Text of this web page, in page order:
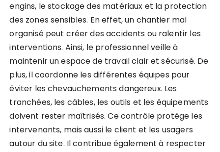
engins, le stockage des matériaux et la protection
des zones sensibles. En effet, un chantier mal
organisé peut créer des accidents ou ralentir les
interventions. Ainsi, le professionnel veille à
maintenir un espace de travail clair et sécurisé. De
plus, il coordonne les différentes équipes pour
éviter les chevauchements dangereux. Les
tranchées, les câbles, les outils et les équipements
doivent rester maîtrisés. Ce contrôle protège les
intervenants, mais aussi le client et les usagers
autour du site. Il contribue également à respecter